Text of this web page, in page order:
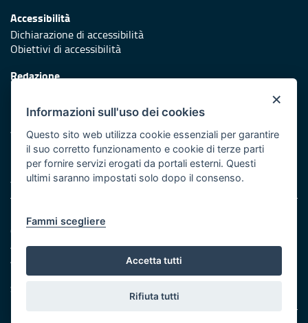
Accessibilità
Dichiarazione di accessibilità
Obiettivi di accessibilità
Redazione
Protezione civile
Vai al sito di Protezione Civile Puglia
Iniziativa finanziata con risorse del POR Puglia 2014/2020 -
Asse XI
Note legali
Cookie e privacy
Amministrazione trasparente
Atti di notifica
Feed RSS
Servizi Intranet
×
Informazioni sull'uso dei cookies
Questo sito web utilizza cookie essenziali per garantire
il suo corretto funzionamento e cookie di terze parti
per fornire servizi erogati da portali esterni. Questi
ultimi saranno impostati solo dopo il consenso.
Fammi scegliere
Accetta tutti
Rifiuta tutti